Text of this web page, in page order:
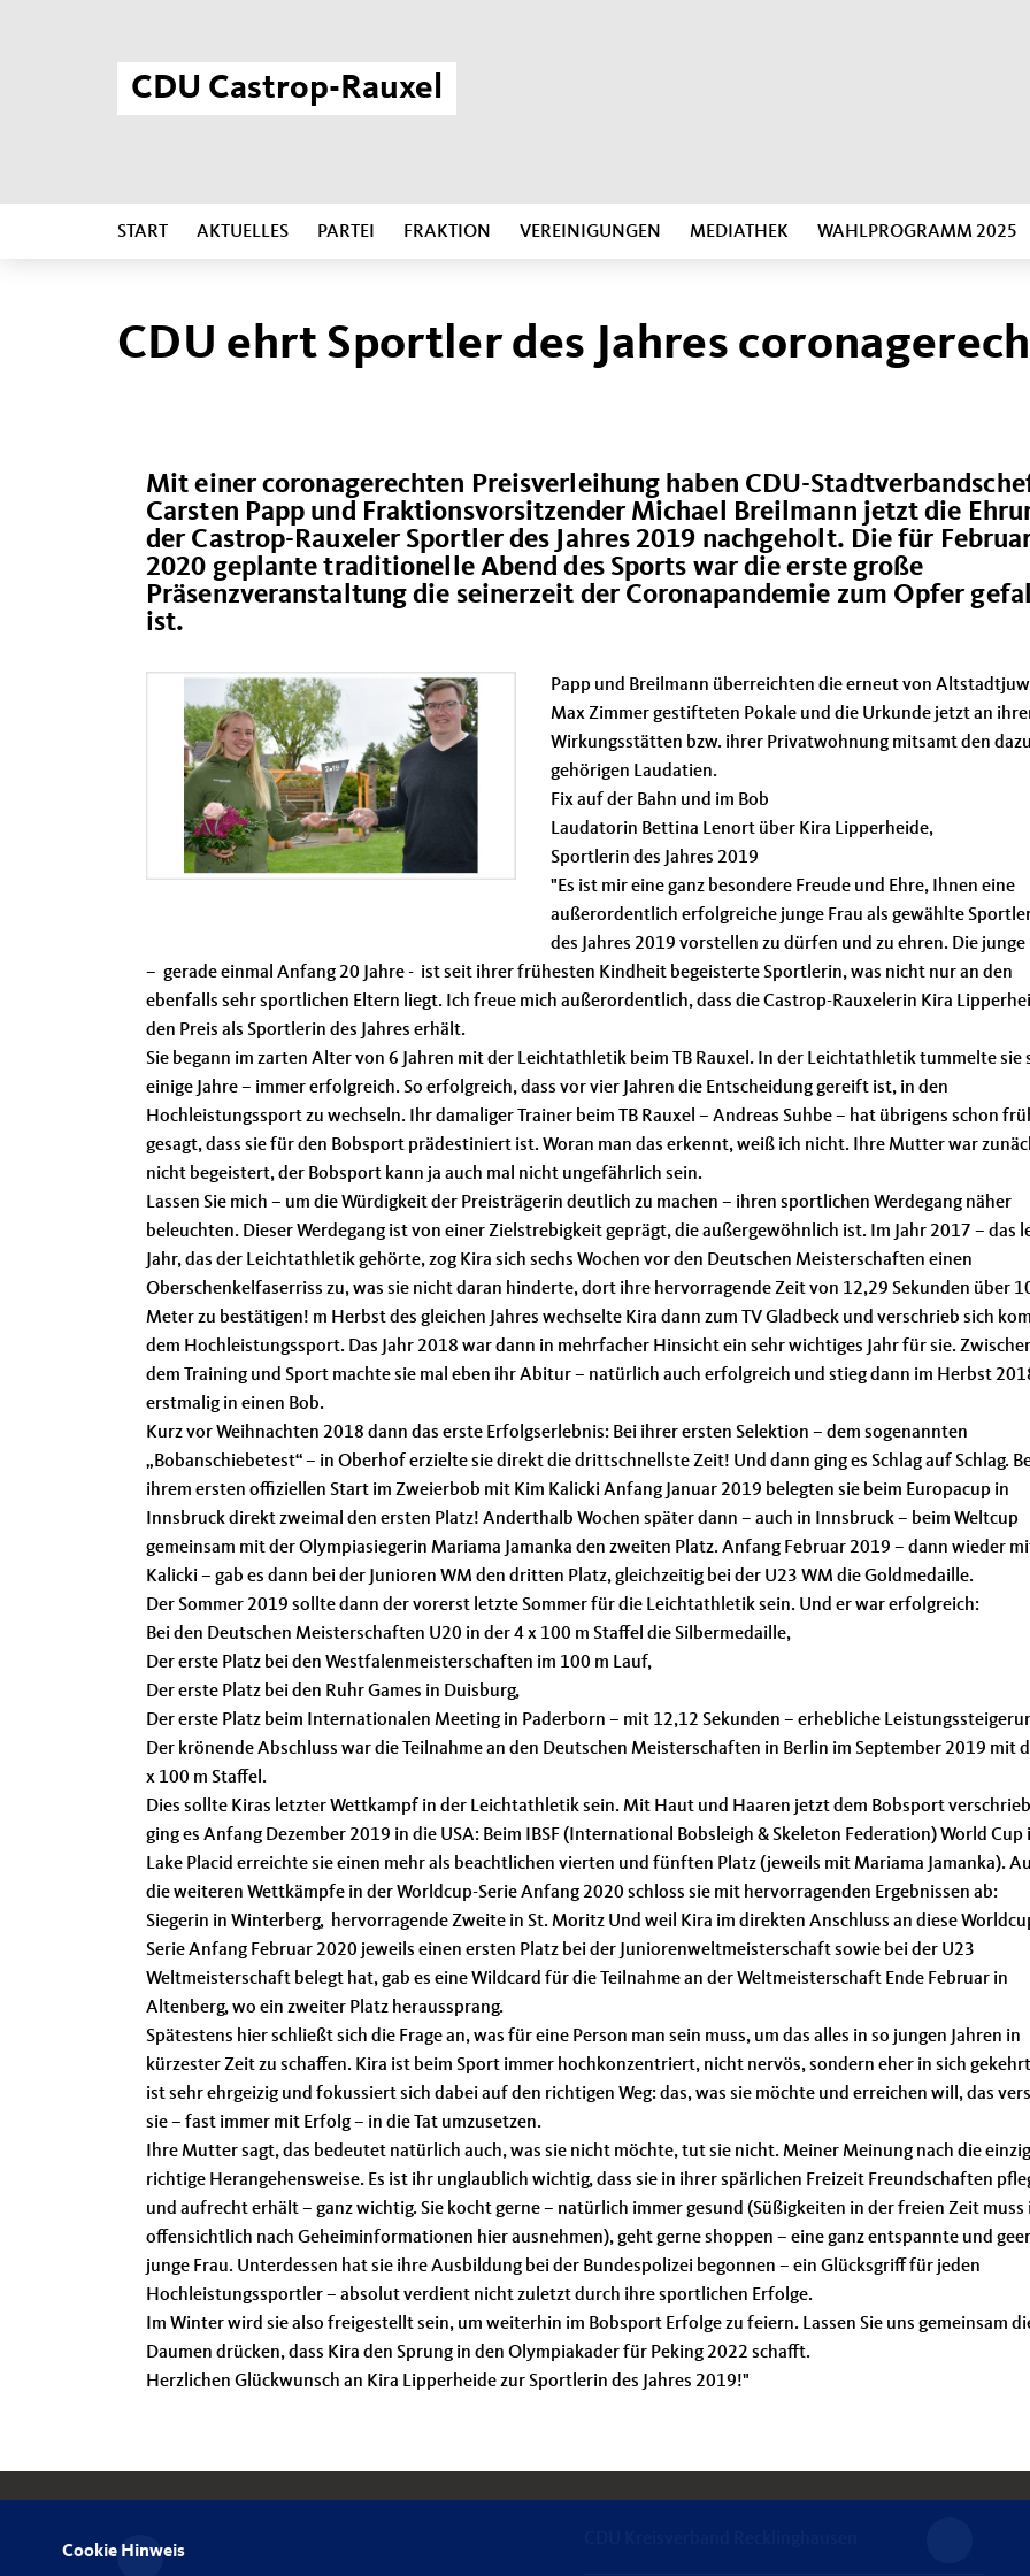
CDU Castrop-Rauxel
START AKTUELLES PARTEI FRAKTION VEREINIGUNGEN MEDIATHEK WAHLPROGRAMM 2025
CDU ehrt Sportler des Jahres
Mit einer coronagerechten Preisverleihung haben CDU-
Carsten Papp und Fraktionsvorsitzender Michael Breilmann jetzt die
der Castrop-Rauxeler Sportler des Jahres 2019 nachgeholt. Die für
2020 geplante traditionelle Abend des Sports war die erste große
Präsenzveranstaltung die seinerzeit der Coronapandemie zum Opfer
ist.
Papp und Breilmann überreichten die erneut von
Max Zimmer gestifteten Pokale und die Urkunde jetzt an
Wirkungsstätten bzw. ihrer Privatwohnung mitsamt den dazu
gehörigen Laudatien.
Fix auf der Bahn und im Bob
Laudatorin Bettina Lenort über Kira Lipperheide,
Sportlerin des Jahres 2019
"Es ist mir eine ganz besondere Freude und Ehre, Ihnen eine
außerordentlich erfolgreiche junge Frau als gewählte
des Jahres 2019 vorstellen zu dürfen und zu ehren. Die junge
– gerade einmal Anfang 20 Jahre - ist seit ihrer frühesten Kindheit begeisterte Sportlerin, was nicht nur an den
ebenfalls sehr sportlichen Eltern liegt. Ich freue mich außerordentlich, dass die Castrop-Rauxelerin Kira
den Preis als Sportlerin des Jahres erhält.
Sie begann im zarten Alter von 6 Jahren mit der Leichtathletik beim TB Rauxel. In der Leichtathletik tummelte sie
einige Jahre – immer erfolgreich. So erfolgreich, dass vor vier Jahren die Entscheidung gereift ist, in den
Hochleistungssport zu wechseln. Ihr damaliger Trainer beim TB Rauxel – Andreas Suhbe – hat übrigens schon
gesagt, dass sie für den Bobsport prädestiniert ist. Woran man das erkennt, weiß ich nicht. Ihre Mutter war
nicht begeistert, der Bobsport kann ja auch mal nicht ungefährlich sein.
Lassen Sie mich – um die Würdigkeit der Preisträgerin deutlich zu machen – ihren sportlichen Werdegang näher
beleuchten. Dieser Werdegang ist von einer Zielstrebigkeit geprägt, die außergewöhnlich ist. Im Jahr 2017 – das
Jahr, das der Leichtathletik gehörte, zog Kira sich sechs Wochen vor den Deutschen Meisterschaften einen
Oberschenkelfaserriss zu, was sie nicht daran hinderte, dort ihre hervorragende Zeit von 12,29 Sekunden über
Meter zu bestätigen! m Herbst des gleichen Jahres wechselte Kira dann zum TV Gladbeck und verschrieb sich
dem Hochleistungssport. Das Jahr 2018 war dann in mehrfacher Hinsicht ein sehr wichtiges Jahr für sie. Zwischen
dem Training und Sport machte sie mal eben ihr Abitur – natürlich auch erfolgreich und stieg dann im Herbst
erstmalig in einen Bob.
Kurz vor Weihnachten 2018 dann das erste Erfolgserlebnis: Bei ihrer ersten Selektion – dem sogenannten
Bobanschiebetest“ – in Oberhof erzielte sie direkt die drittschnellste Zeit! Und dann ging es Schlag auf Schlag.
ihrem ersten offiziellen Start im Zweierbob mit Kim Kalicki Anfang Januar 2019 belegten sie beim Europacup in
Innsbruck direkt zweimal den ersten Platz! Anderthalb Wochen später dann – auch in Innsbruck – beim Weltcup
gemeinsam mit der Olympiasiegerin Mariama Jamanka den zweiten Platz. Anfang Februar 2019 – dann wieder
Kalicki – gab es dann bei der Junioren WM den dritten Platz, gleichzeitig bei der U23 WM die Goldmedaille.
Der Sommer 2019 sollte dann der vorerst letzte Sommer für die Leichtathletik sein. Und er war erfolgreich:
Bei den Deutschen Meisterschaften U20 in der 4 x 100 m Staffel die Silbermedaille,
Der erste Platz bei den Westfalenmeisterschaften im 100 m Lauf,
Der erste Platz bei den Ruhr Games in Duisburg,
Der erste Platz beim Internationalen Meeting in Paderborn – mit 12,12 Sekunden – erhebliche
Der krönende Abschluss war die Teilnahme an den Deutschen Meisterschaften in Berlin im September 2019 mit
x 100 m Staffel.
Dies sollte Kiras letzter Wettkampf in der Leichtathletik sein. Mit Haut und Haaren jetzt dem Bobsport
ging es Anfang Dezember 2019 in die USA: Beim IBSF (International Bobsleigh & Skeleton Federation) World Cup
Lake Placid erreichte sie einen mehr als beachtlichen vierten und fünften Platz (jeweils mit Mariama Jamanka).
die weiteren Wettkämpfe in der Worldcup-Serie Anfang 2020 schloss sie mit hervorragenden Ergebnissen ab:
Siegerin in Winterberg, hervorragende Zweite in St. Moritz Und weil Kira im direkten Anschluss an diese
Serie Anfang Februar 2020 jeweils einen ersten Platz bei der Juniorenweltmeisterschaft sowie bei der U23
Weltmeisterschaft belegt hat, gab es eine Wildcard für die Teilnahme an der Weltmeisterschaft Ende Februar in
Altenberg, wo ein zweiter Platz heraussprang.
Spätestens hier schließt sich die Frage an, was für eine Person man sein muss, um das alles in so jungen Jahren in
kürzester Zeit zu schaffen. Kira ist beim Sport immer hochkonzentriert, nicht nervös, sondern eher in sich
ist sehr ehrgeizig und fokussiert sich dabei auf den richtigen Weg: das, was sie möchte und erreichen will, das
sie – fast immer mit Erfolg – in die Tat umzusetzen.
Ihre Mutter sagt, das bedeutet natürlich auch, was sie nicht möchte, tut sie nicht. Meiner Meinung nach die einzig
richtige Herangehensweise. Es ist ihr unglaublich wichtig, dass sie in ihrer spärlichen Freizeit Freundschaften
und aufrecht erhält – ganz wichtig. Sie kocht gerne – natürlich immer gesund (Süßigkeiten in der freien Zeit muss
offensichtlich nach Geheiminformationen hier ausnehmen), geht gerne shoppen – eine ganz entspannte und
junge Frau. Unterdessen hat sie ihre Ausbildung bei der Bundespolizei begonnen – ein Glücksgriff für jeden
Hochleistungssportler – absolut verdient nicht zuletzt durch ihre sportlichen Erfolge.
Im Winter wird sie also freigestellt sein, um weiterhin im Bobsport Erfolge zu feiern. Lassen Sie uns gemeinsam
Daumen drücken, dass Kira den Sprung in den Olympiakader für Peking 2022 schafft.
Herzlichen Glückwunsch an Kira Lipperheide zur Sportlerin des Jahres 2019!"
Cookie Hinweis